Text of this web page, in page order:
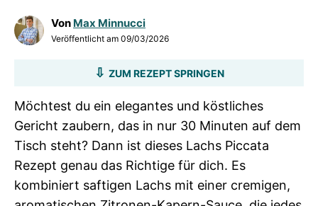
Von Max Minnucci
Veröffentlicht am 09/03/2026
ZUM REZEPT SPRINGEN
Möchtest du ein elegantes und köstliches
Gericht zaubern, das in nur 30 Minuten auf dem
Tisch steht? Dann ist dieses Lachs Piccata
Rezept genau das Richtige für dich. Es
kombiniert saftigen Lachs mit einer cremigen,